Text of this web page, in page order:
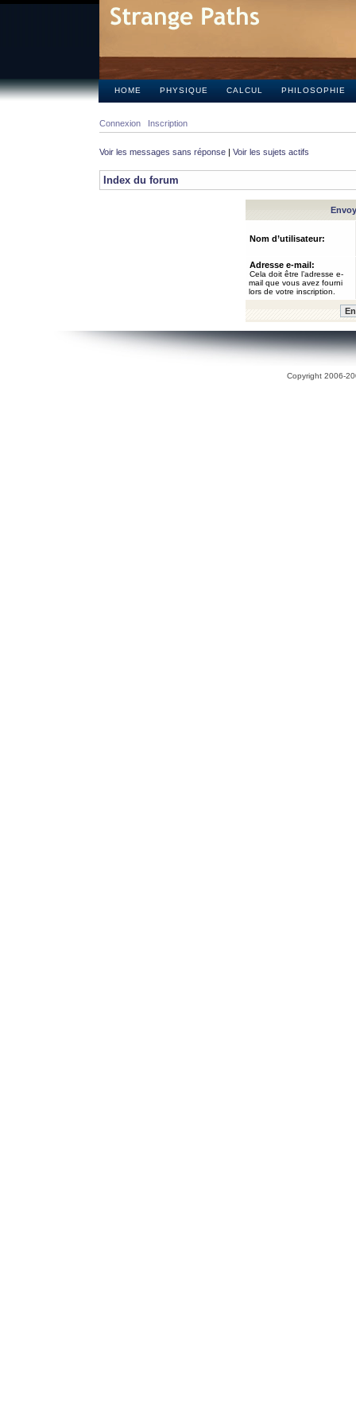
HOME PHYSIQUE CALCUL PHILOSOPHIE
Connexion Inscription
Voir les messages sans réponse | Voir les sujets actifs
Index du forum
Nom d’utilisateur:
Adresse e-mail:
Cela doit être l’adresse e-
mail que vous avez fourni
lors de votre inscription.
Copyright 2006-